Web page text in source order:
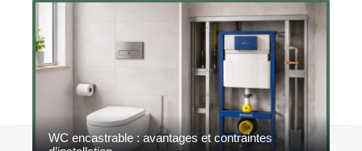
WC encastrable : avantages et contraintes
Contact Mentions légales Sitemap